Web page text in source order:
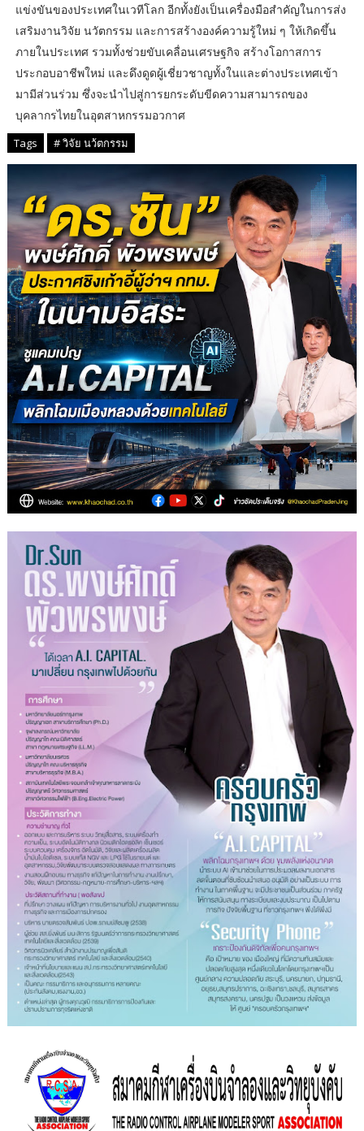
แข่งขันของประเทศในเวทีโลก อีกทั้งยังเป็นเครื่องมือสำคัญในการส่ง
เสริมงานวิจัย นวัตกรรม และการสร้างองค์ความรู้ใหม่ ๆ ให้เกิดขึ้น
ภายในประเทศ รวมทั้งช่วยขับเคลื่อนเศรษฐกิจ สร้างโอกาสการ
ประกอบอาชีพใหม่ และดึงดูดผู้เชี่ยวชาญทั้งในและต่างประเทศเข้า
มามีส่วนร่วม ซึ่งจะนำไปสู่การยกระดับขีดความสามารถของ
บุคลากรไทยในอุตสาหกรรมอวกาศ
Tags # วิจัย นว้ตกรรม